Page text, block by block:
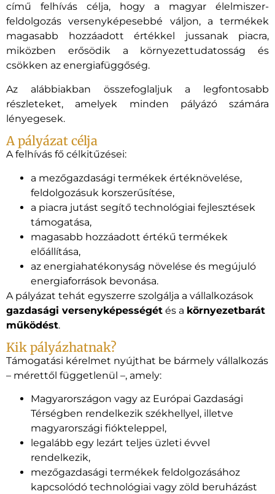
című felhívás célja, hogy a magyar élelmiszer-
feldolgozás versenyképesebbé váljon, a termékek
magasabb hozzáadott értékkel jussanak piacra,
miközben erősödik a környezettudatosság és
csökken az energiafüggőség.
Az alábbiakban összefoglaljuk a legfontosabb
részleteket, amelyek minden pályázó számára
lényegesek.
A pályázat célja
A felhívás fő célkitűzései:
a mezőgazdasági termékek értéknövelése,
feldolgozásuk korszerűsítése,
a piacra jutást segítő technológiai fejlesztések
támogatása,
magasabb hozzáadott értékű termékek
előállítása,
az energiahatékonyság növelése és megújuló
energiaforrások bevonása.
A pályázat tehát egyszerre szolgálja a vállalkozások
gazdasági versenyképességét és a környezetbarát
működést.
Kik pályázhatnak?
Támogatási kérelmet nyújthat be bármely vállalkozás
– mérettől függetlenül –, amely:
Magyarországon vagy az Európai Gazdasági
Térségben rendelkezik székhellyel, illetve
magyarországi fiókteleppel,
legalább egy lezárt teljes üzleti évvel
rendelkezik,
mezőgazdasági termékek feldolgozásához
kapcsolódó technológiai vagy zöld beruházást